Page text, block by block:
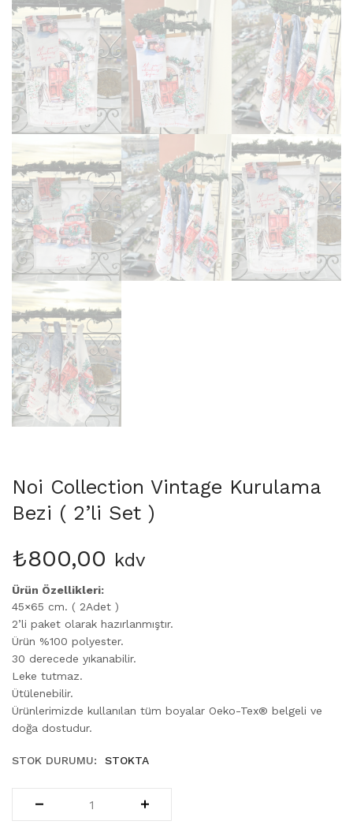
Red Serenity (28)
Runner (14)
Supla (8)
Wild Flowers (2)
Noi Collection Vintage Kurulama
Bezi ( 2’li Set )
₺800,00 kdv
Ürün Özellikleri:
45×65 cm. ( 2Adet )
2’li paket olarak hazırlanmıştır.
Ürün %100 polyester.
30 derecede yıkanabilir.
Leke tutmaz.
Ütülenebilir.
Ürünlerimizde kullanılan tüm boyalar Oeko-Tex® belgeli ve
doğa dostudur.
STOK DURUMU: STOKTA